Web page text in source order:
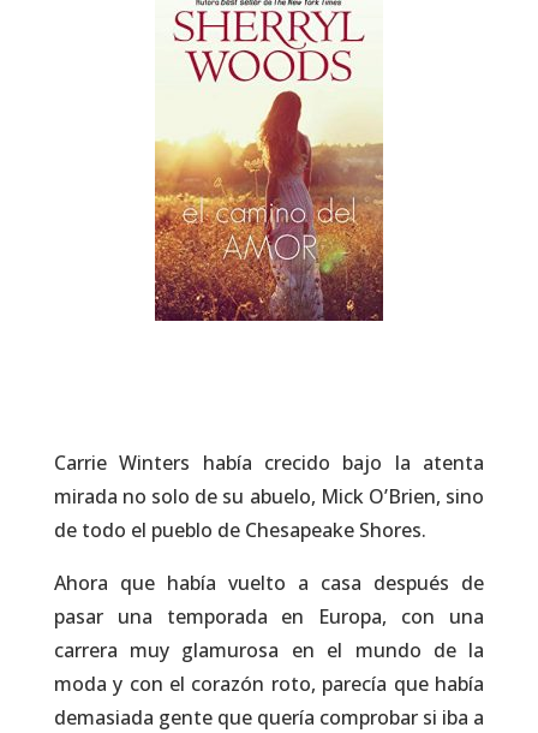
Carrie Winters había crecido bajo la atenta
mirada no solo de su abuelo, Mick O’Brien, sino
de todo el pueblo de Chesapeake Shores.
Ahora que había vuelto a casa después de
pasar una temporada en Europa, con una
carrera muy glamurosa en el mundo de la
moda y con el corazón roto, parecía que había
demasiada gente que quería comprobar si iba a